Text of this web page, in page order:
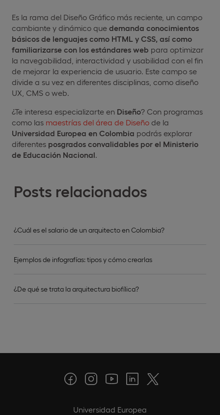
Posts relacionados
¿Cuál es el salario de un arquitecto en Colombia?
Ejemplos de infografías: tipos y cómo crearlas
¿De qué se trata la arquitectura biofílica?
Es la rama del Diseño Gráfico más reciente, un campo
cambiante y dinámico que demanda conocimientos
básicos de lenguajes como HTML y CSS, así como
familiarizarse con los estándares web para optimizar
la navegabilidad, interactividad y usabilidad con el fin
de mejorar la experiencia de usuario. Este campo se
divide a su vez en diferentes disciplinas, como diseño
UX, CMS o web.
¿Te interesa especializarte en Diseño? Con programas
como las maestrías del área de Diseño de la
Universidad Europea en Colombia podrás explorar
diferentes posgrados convalidables por el Ministerio
de Educación Nacional
Universidad Europea